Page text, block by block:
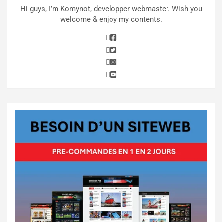
Hi guys, I’m Komynot, developper webmaster. Wish you
welcome & enjoy my contents.